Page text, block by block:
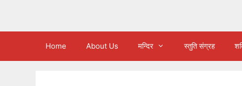
Home About Us मन्दिर स्तुति संग्रह